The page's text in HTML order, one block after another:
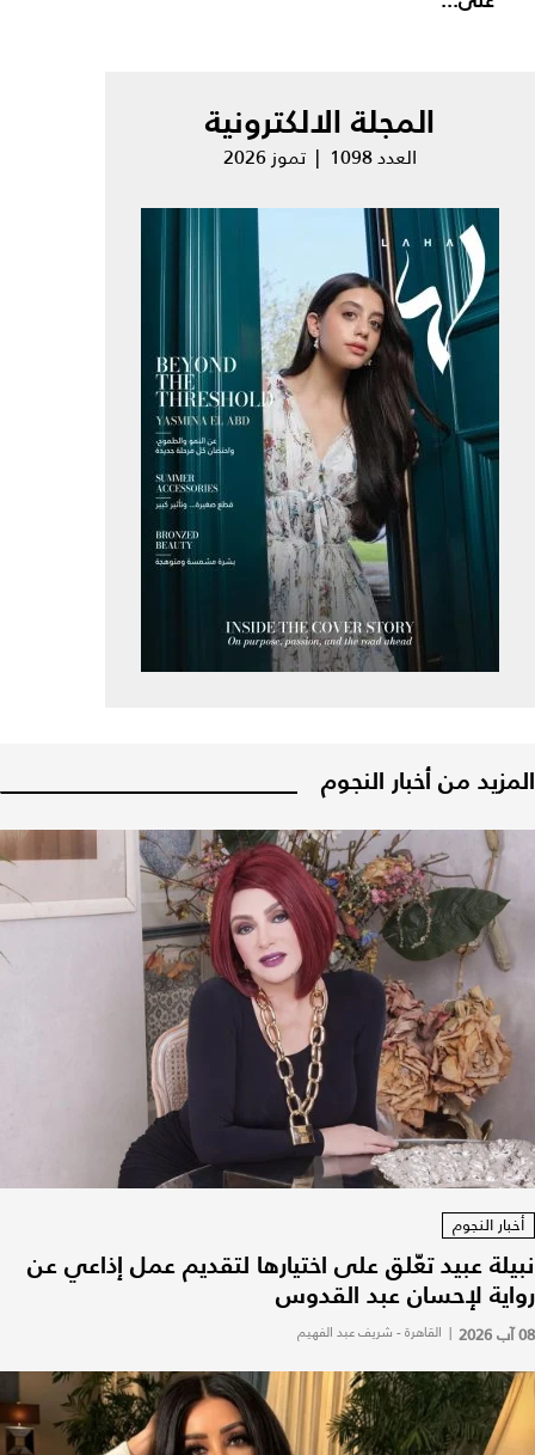
المجلة الالكترونية
العدد 1098 | تموز 2026
المزيد من أخبار النجوم
أخبار النجوم
نبيلة عبيد تعّلق على اختيارها لتقديم عمل إذاعي عن
رواية لإحسان عبد القدوس
08 آب 2026 | القاهرة - شريف عبد الفهيم